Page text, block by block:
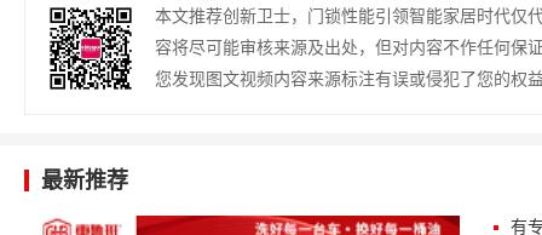
本文推荐创新卫士，门锁性能引领智能家居时代仅
容将尽可能审核来源及出处，但对内容不作任何保
您发现图文视频内容来源标注有误或侵犯了您的权
最新推荐